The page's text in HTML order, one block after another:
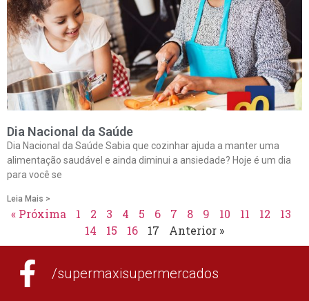
Dia Nacional da Saúde
Dia Nacional da Saúde Sabia que cozinhar ajuda a manter uma
alimentação saudável e ainda diminui a ansiedade? Hoje é um dia
para você se
Leia Mais >
« Próxima 1 2 3 4 5 6 7 8 9 10 11 12
13
14
15 16 17 Anterior »
/supermaxisupermercados